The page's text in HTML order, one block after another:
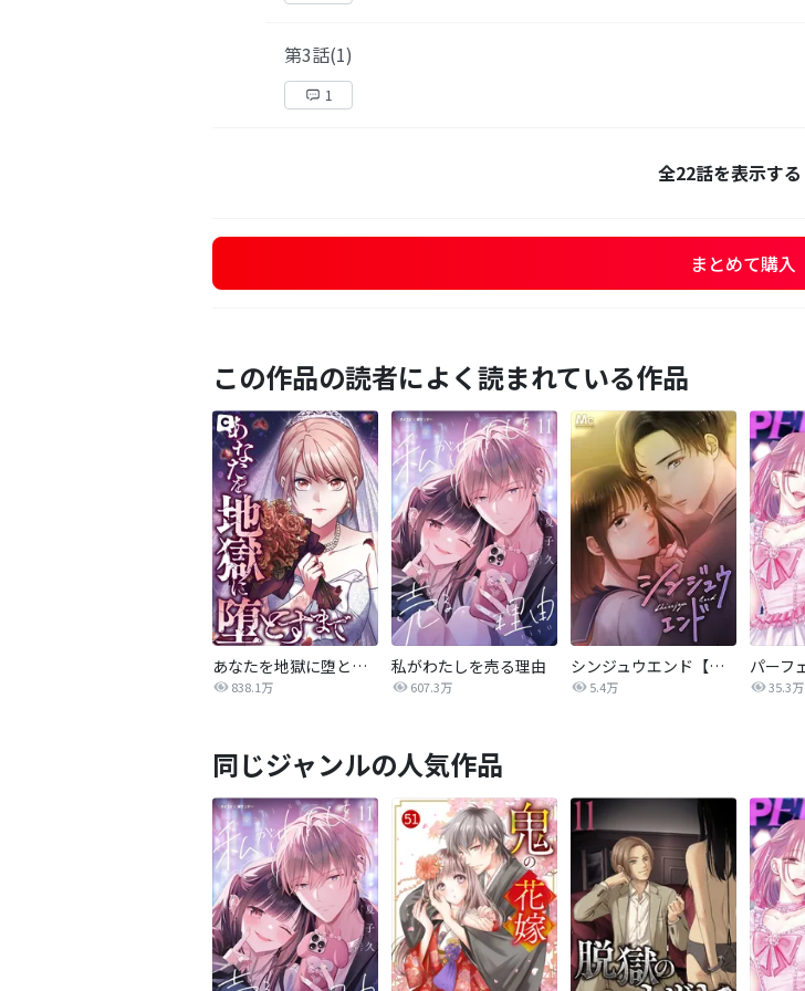
第3話(1)
1
全22話を表示する
まとめて購入
この作品の読者によく読まれている作品
あなたを地獄に堕とすまで
838.1万
私がわたしを売る理由
607.3万
シンジュウエンド【タテヨミ】
5.4万 35.3万
同じジャンルの人気作品